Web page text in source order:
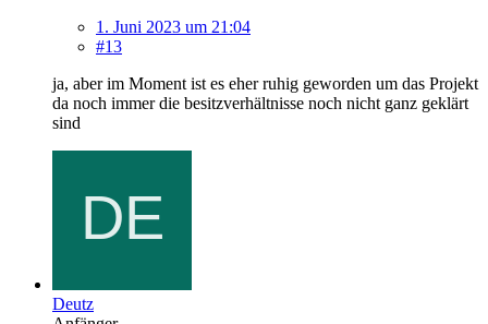
1. Juni 2023 um 21:04
#13
ja, aber im Moment ist es eher ruhig geworden um das Projekt
da noch immer die besitzverhältnisse noch nicht ganz geklärt
sind
Deutz